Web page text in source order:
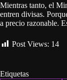
Mientras tanto, el
entren divisas.
a precio razonable.
Post Views: 14
Etiquetas